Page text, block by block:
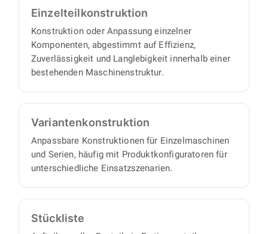
Einzelteil­konstruktion
Konstruktion oder Anpassung einzelner
Komponenten, abgestimmt auf Effizienz,
Zuverlässigkeit und Langlebigkeit innerhalb einer
bestehenden Maschinenstruktur.
Varianten­konstruktion
Anpassbare Konstruktionen für Einzelmaschinen
und Serien, häufig mit Produktkonfiguratoren für
unterschiedliche Einsatzszenarien.
Stückliste